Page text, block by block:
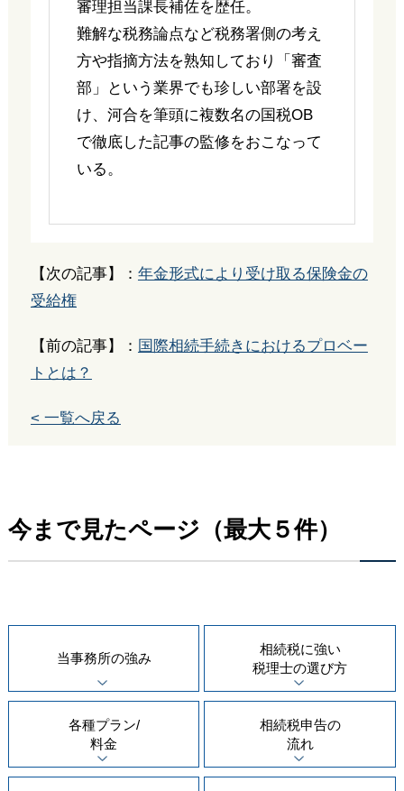
審理担当課長補佐を歴任。
難解な税務論点など税務署側の考え
方や指摘方法を熟知しており「審査
部」という業界でも珍しい部署を設
け、河合を筆頭に複数名の国税OB
で徹底した記事の監修をおこなって
いる。
【次の記事】： 年金形式により受け取る保険金の
受給権
【前の記事】： 国際相続手続きにおけるプロベー
トとは？
< 一覧へ戻る
今まで見たページ（最大５件）
当事務所の強み
相続税に強い
税理士の選び方
各種プラン/
料金
相続税申告の
流れ